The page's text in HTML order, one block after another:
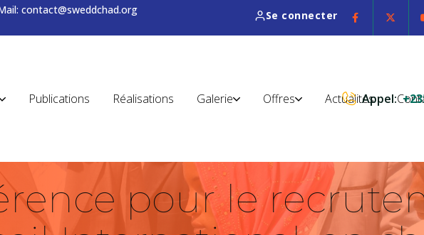
contact@sweddchad.org Se connecter
Publications Réalisations Galerie Offres ActualitésAppel:
pour le